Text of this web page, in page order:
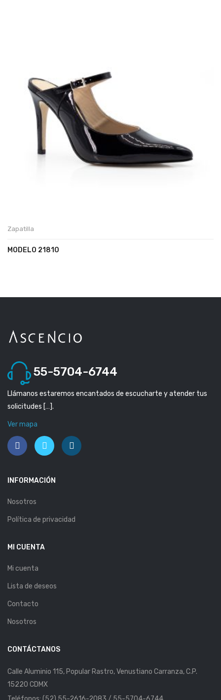
Zapatilla
MODELO 21810
55-5704-6744
Llámanos estaremos encantados de escucharte y atender tus
solicitudes […].
Ver mapa
INFORMACIÓN
Nosotros
Política de privacidad
MI CUENTA
Mi cuenta
Lista de deseos
Contacto
Nosotros
CONTÁCTANOS
Calle Aluminio 115, Popular Rastro, Venustiano Carranza, C.P.
15220 CDMX